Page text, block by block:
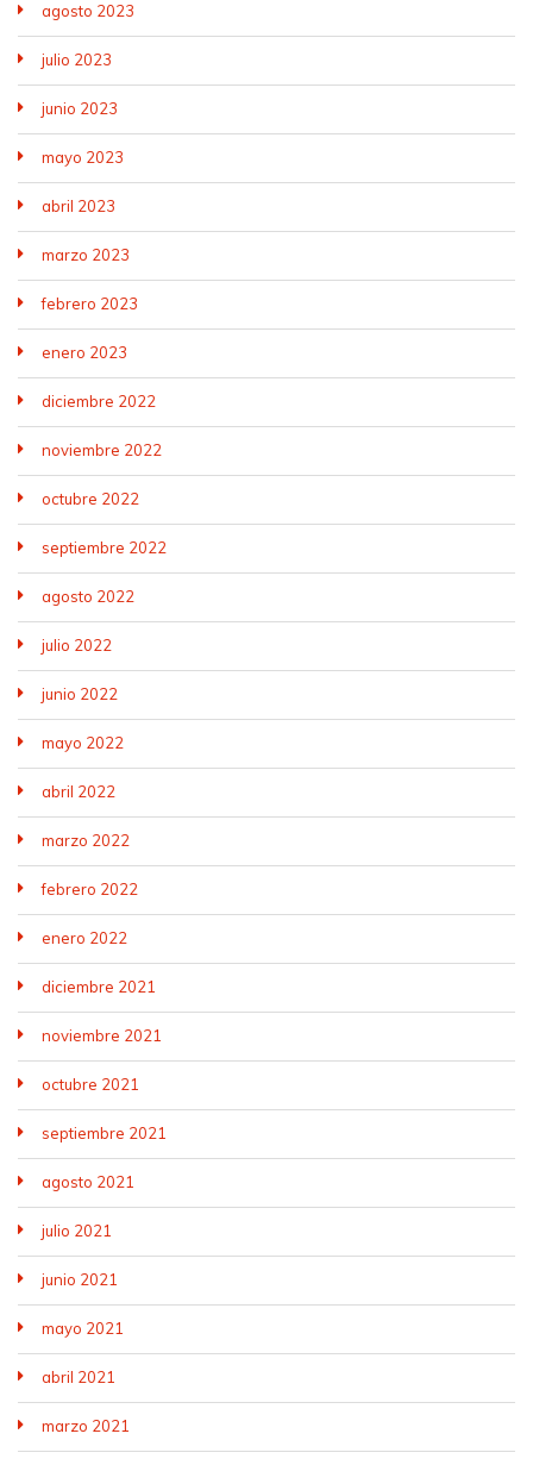
agosto 2023
julio 2023
junio 2023
mayo 2023
abril 2023
marzo 2023
febrero 2023
enero 2023
diciembre 2022
noviembre 2022
octubre 2022
septiembre 2022
agosto 2022
julio 2022
junio 2022
mayo 2022
abril 2022
marzo 2022
febrero 2022
enero 2022
diciembre 2021
noviembre 2021
octubre 2021
septiembre 2021
agosto 2021
julio 2021
junio 2021
mayo 2021
abril 2021
marzo 2021